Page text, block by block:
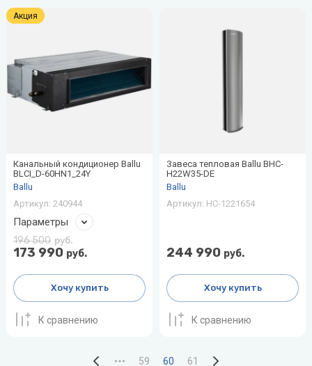
Акция
Канальный кондиционер Ballu
BLCI_D-60HN1_24Y
Ballu
Артикул: 240944
Параметры
196 500 руб.
173 990 руб.
Хочу купить
К сравнению
Завеса тепловая Ballu BHC-
H22W35-DE
Ballu
Артикул: НС-1221654
244 990 руб.
Хочу купить
К сравнению
59 60 61